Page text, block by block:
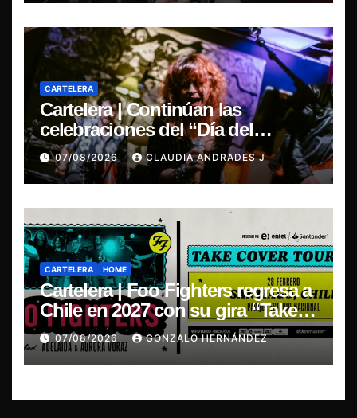
CARTELERA
Cartelera | Continúan las
celebraciones del “Día del
Blues”, La Rox se presentará este
sábado en Concepción
07/08/2026 CLAUDIA ANDRADES J
CARTELERA HOME
Cartelera | Foo Fighters regresa a
Chile en 2027 con su gira “Take
Cover Tour 2027”
07/08/2026 GONZALO HERNÁNDEZ